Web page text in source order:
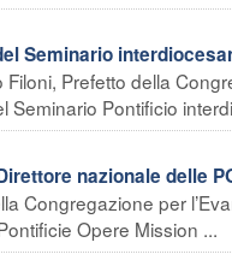
Seminario
Prefetto della
Seminario Pontificio
nazionale delle
Congregazione per
Opere Mission ...